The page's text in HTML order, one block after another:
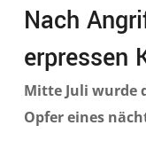
Nach
erpressen
Mitte Juli wurde
Opfer eines